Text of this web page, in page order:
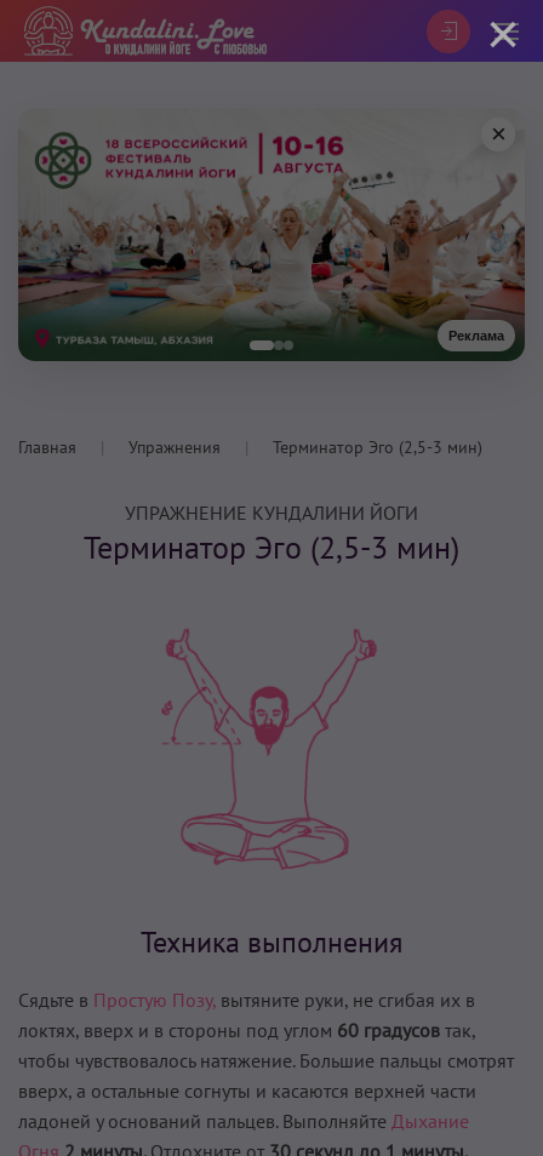
Реклама
×
Главная Упражнения Терминатор Эго (2,5-3 мин)
УПРАЖНЕНИЕ КУНДАЛИНИ ЙОГИ
Терминатор Эго (2,5-3 мин)
Техника выполнения
Сядьте в Простую Позу, вытяните руки, не сгибая их в
локтях, вверх и в стороны под углом 60 градусов так,
чтобы чувствовалось натяжение. Большие пальцы смотрят
вверх, а остальные согнуты и касаются верхней части
ладоней у оснований пальцев. Выполняйте Дыхание
×